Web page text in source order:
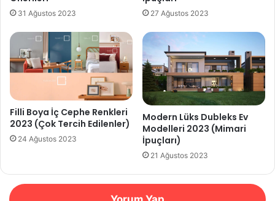
31 Ağustos 2023 27 Ağustos 2023
Filli Boya İç Cephe Renkleri
2023 (Çok Tercih Edilenler)
24 Ağustos 2023
Modern Lüks Dubleks Ev
Modelleri 2023 (Mimari
İpuçları)
21 Ağustos 2023